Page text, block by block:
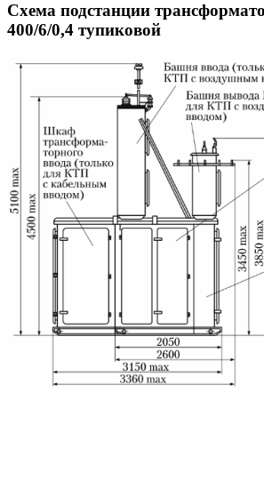
Схема подстанции
400/6/0,4 тупиковой